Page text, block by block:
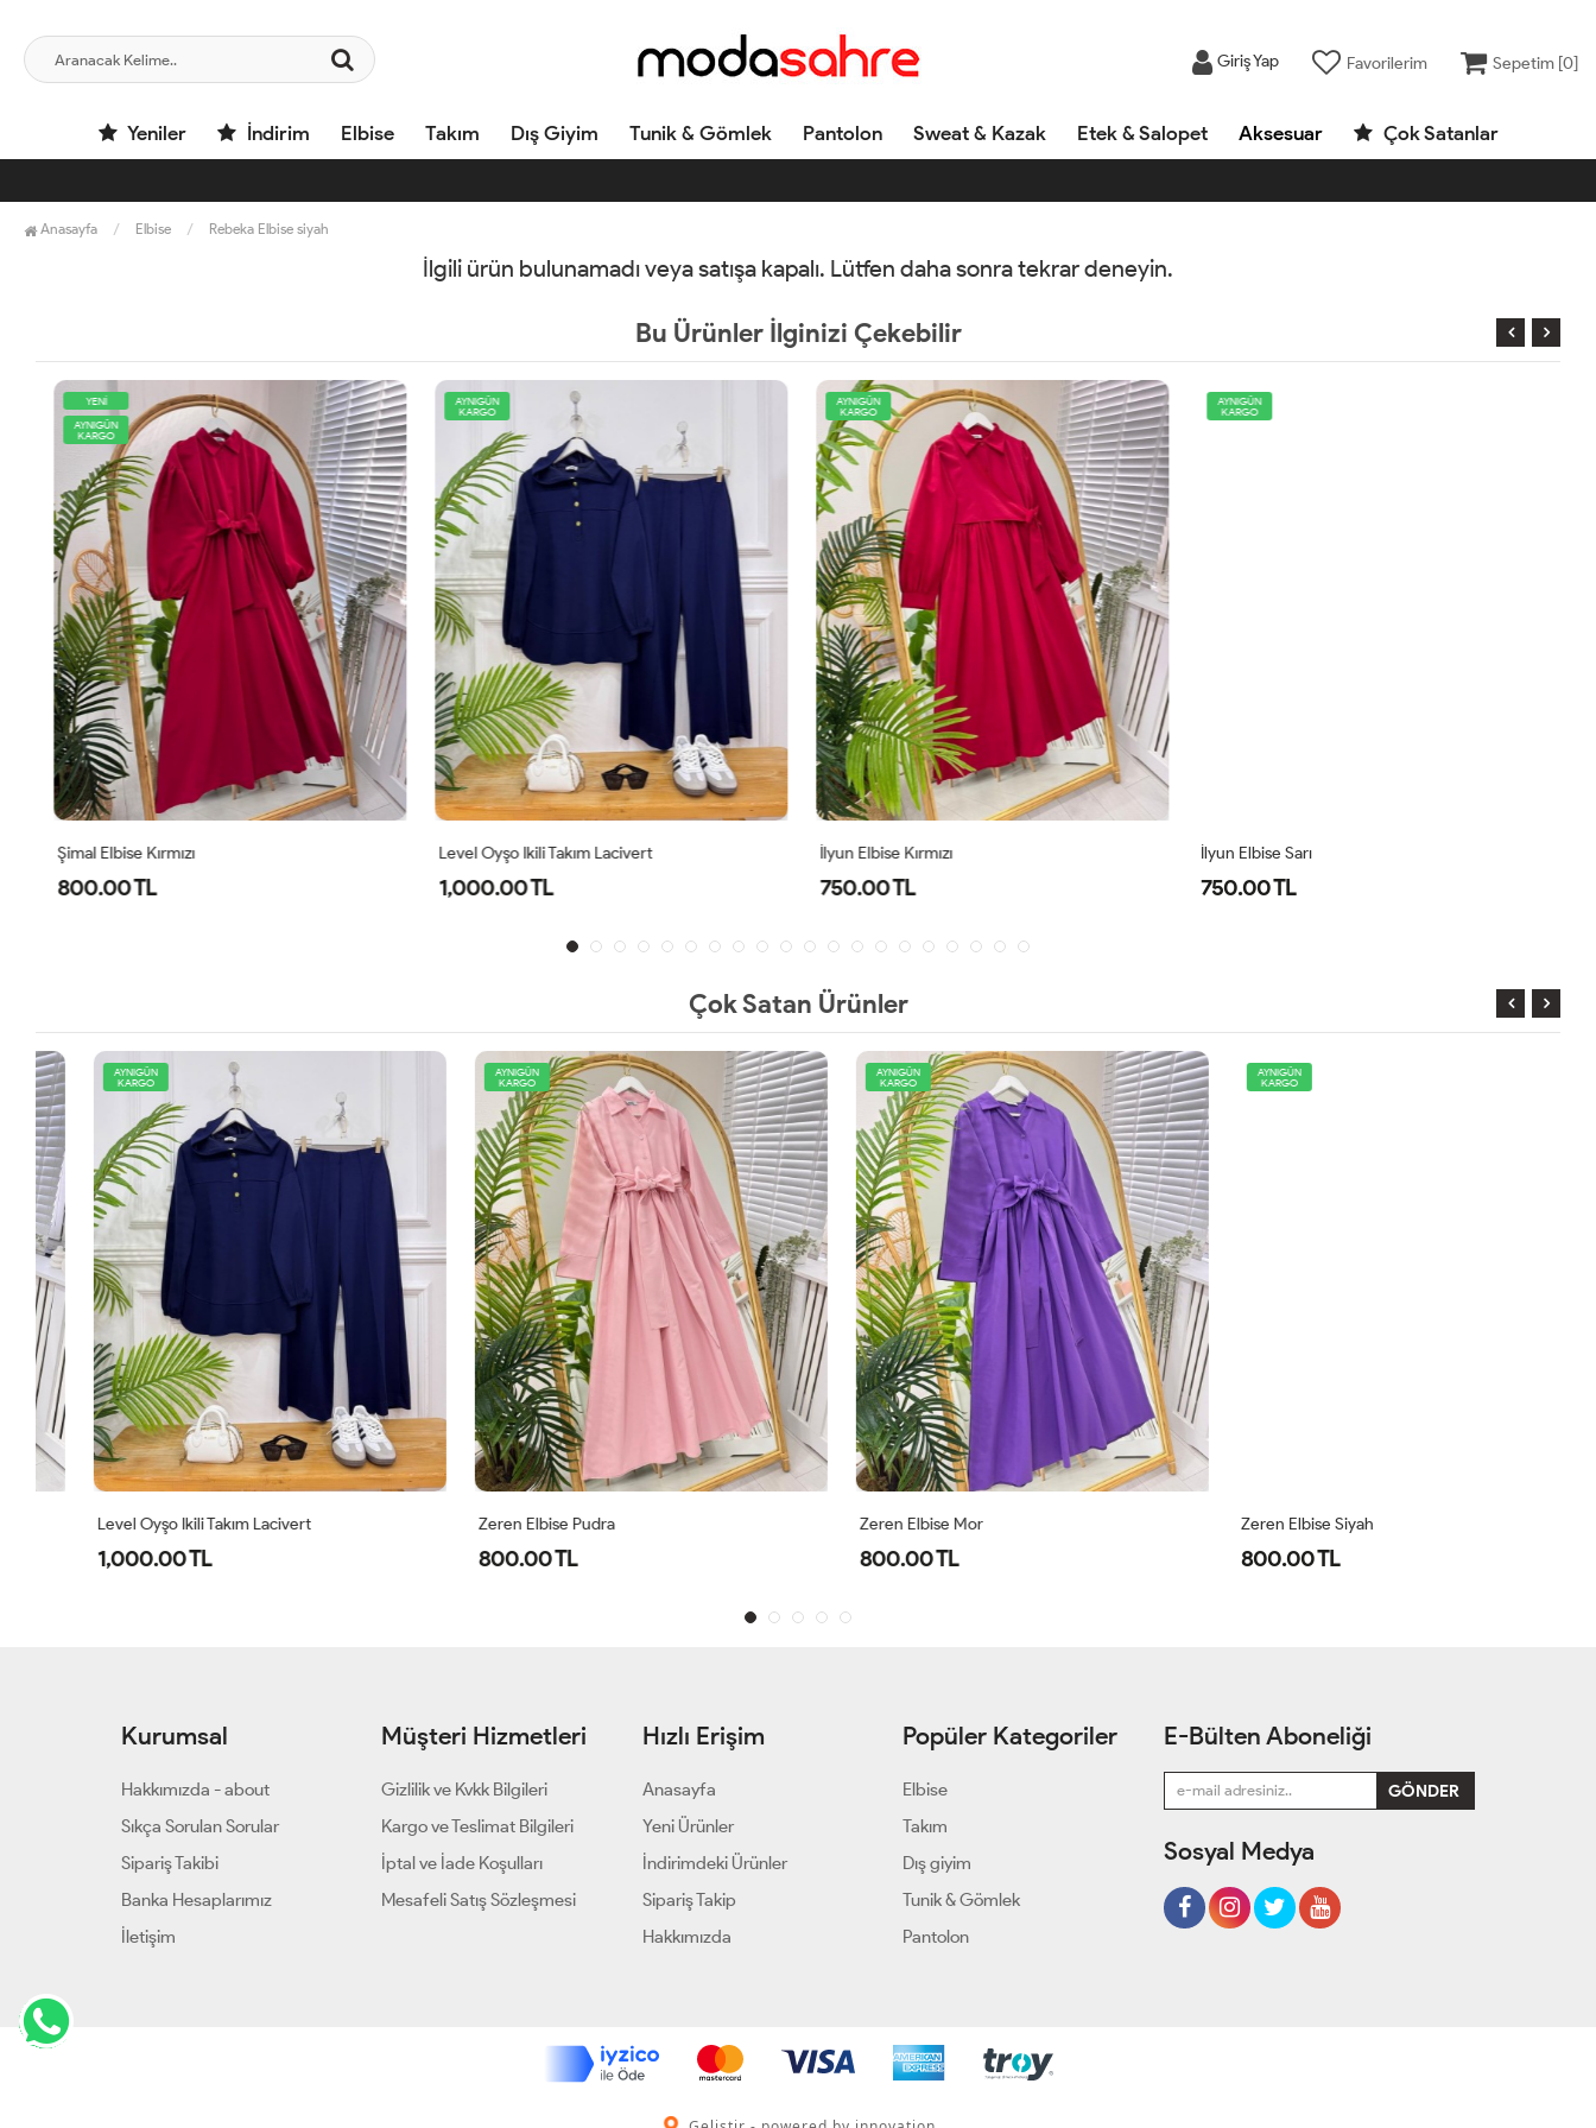
Giriş Yap Favorilerim Sepetim [0]
Yeniler İndirim Elbise Takım Dış Giyim Tunik & Gömlek Pantolon Sweat & Kazak Etek & Salopet Aksesuar Çok Satanlar
Anasayfa Elbise Rebeka Elbise siyah
İlgili ürün bulunamadı veya satışa kapalı. Lütfen daha sonra tekrar deneyin.
Bu Ürünler İlginizi Çekebilir
YENİ
AYNIGÜN
KARGO
Şimal Elbise Kırmızı
800.00 TL
AYNIGÜN
KARGO
Level Oyşo Ikili Takım Lacivert
1,000.00 TL
AYNIGÜN
KARGO
İlyun Elbise Kırmızı
750.00 TL
AYNIGÜN
KARGO
İlyun Elbise Sarı
750.00 TL
Çok Satan Ürünler
Level Oyşo Ikili Takım Lacivert
1,000.00 TL
Zeren Elbise Pudra
800.00 TL
Zeren Elbise Mor
800.00 TL
Zeren Elbise Siyah
800.00 TL
Kurumsal
Hakkımızda - about
Sıkça Sorulan Sorular
Sipariş Takibi
Banka Hesaplarımız
İletişim
Müşteri Hizmetleri
Gizlilik ve Kvkk Bilgileri
Kargo ve Teslimat Bilgileri
İptal ve İade Koşulları
Mesafeli Satış Sözleşmesi
Hızlı Erişim
Anasayfa
Yeni Ürünler
İndirimdeki Ürünler
Sipariş Takip
Hakkımızda
Popüler Kategoriler
Elbise
Takım
Dış giyim
Tunik & Gömlek
Pantolon
E-Bülten Aboneliği
Sosyal Medya